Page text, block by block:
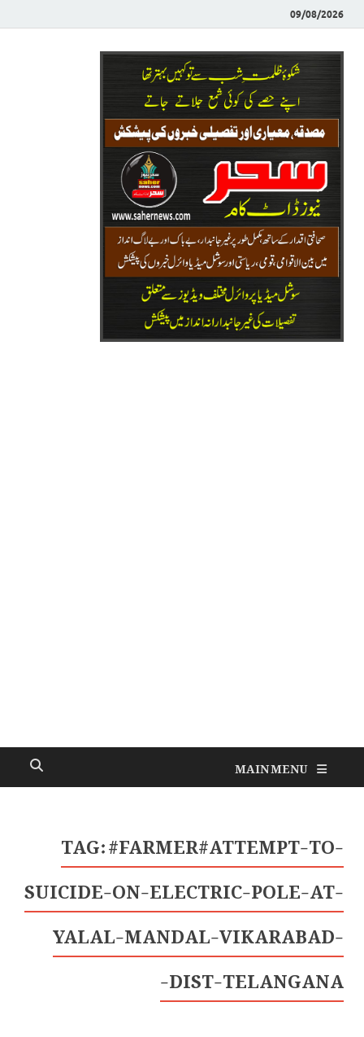
09/08/2026
MAIN MENU
TAG:#FARMER#ATTEMPT-TO-
SUICIDE-ON-ELECTRIC-POLE-AT-
YALAL-MANDAL-VIKARABAD-
DIST-TELANGANA-